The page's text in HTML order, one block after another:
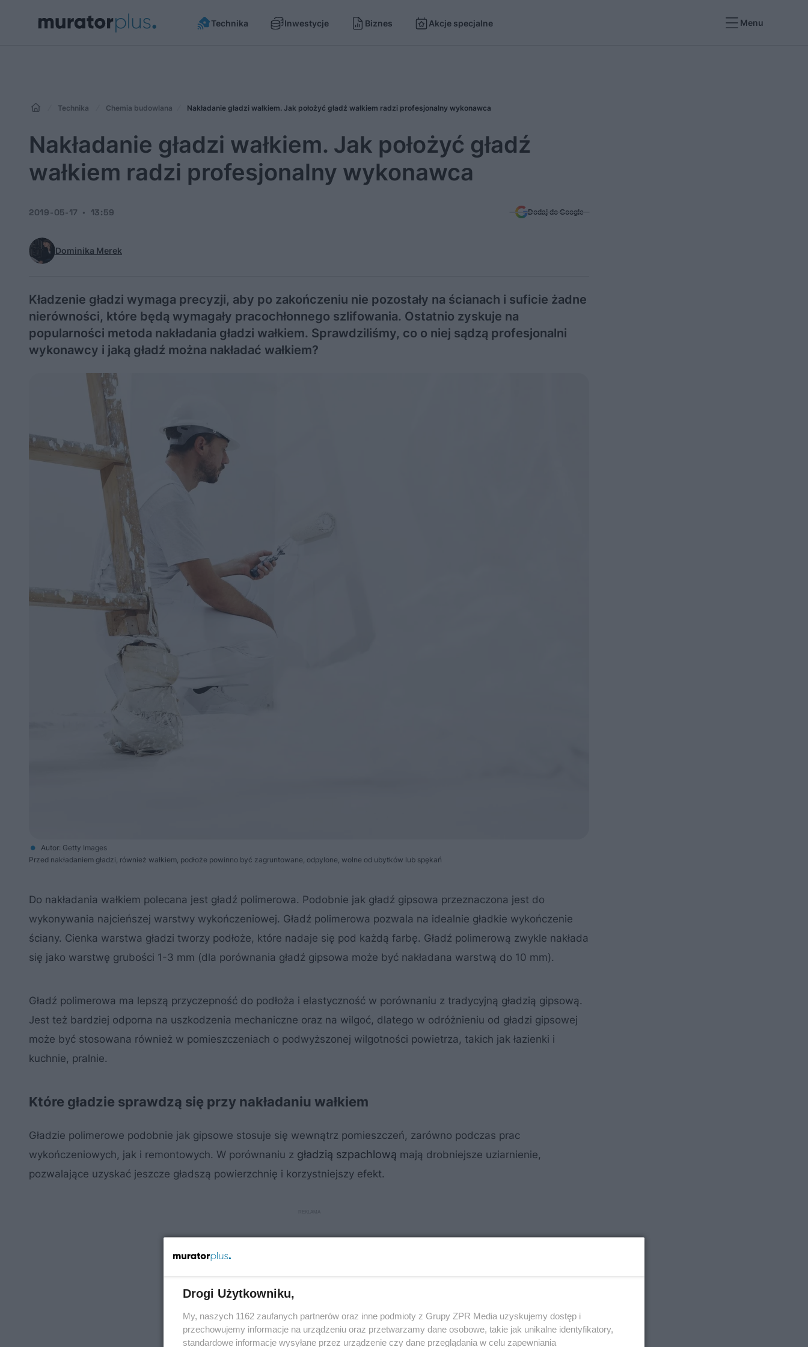
Technika Inwestycje Biznes Akcje specjalne Menu
Technika Chemia budowlana Nakładanie gładzi wałkiem. Jak położyć gładź wałkiem radzi profesjonalny wykonawca
Nakładanie gładzi wałkiem. Jak położyć gładź
wałkiem radzi profesjonalny wykonawca
Dominika Merek
2019-05-17 13:59 Dodaj do Google
Kładzenie gładzi wymaga precyzji, aby po zakończeniu nie pozostały na ścianach i suficie żadne
nierówności, które będą wymagały pracochłonnego szlifowania. Ostatnio zyskuje na
popularności metoda nakładania gładzi wałkiem. Sprawdziliśmy, co o niej sądzą profesjonalni
wykonawcy i jaką gładź można nakładać wałkiem?
Autor: Getty Images
Przed nakładaniem gładzi, również wałkiem, podłoże powinno być zagruntowane, odpylone, wolne od ubytków lub spękań
Do nakładania wałkiem polecana jest gładź polimerowa. Podobnie jak gładź gipsowa przeznaczona jest do
wykonywania najcieńszej warstwy wykończeniowej. Gładź polimerowa pozwala na idealnie gładkie wykończenie
ściany. Cienka warstwa gładzi tworzy podłoże, które nadaje się pod każdą farbę. Gładź polimerową zwykle nakłada
się jako warstwę grubości 1-3 mm (dla porównania gładź gipsowa może być nakładana warstwą do 10 mm).
Gładź polimerowa ma lepszą przyczepność do podłoża i elastyczność w porównaniu z tradycyjną gładzią gipsową.
Jest też bardziej odporna na uszkodzenia mechaniczne oraz na wilgoć, dlatego w odróżnieniu od gładzi gipsowej
może być stosowana również w pomieszczeniach o podwyższonej wilgotności powietrza, takich jak łazienki i
kuchnie, pralnie.
Które gładzie sprawdzą się przy nakładaniu wałkiem
Gładzie polimerowe podobnie jak gipsowe stosuje się wewnątrz pomieszczeń, zarówno podczas prac
wykończeniowych, jak i remontowych. W porównaniu z gładzią szpachlową mają drobniejsze uziarnienie,
pozwalające uzyskać jeszcze gładszą powierzchnię i korzystniejszy efekt.
Drogi Użytkowniku,
My, naszych 1162 zaufanych partnerów oraz inne podmioty z Grupy ZPR Media uzyskujemy dostęp i
przechowujemy informacje na urządzeniu oraz przetwarzamy dane osobowe, takie jak unikalne identyfikatory,
standardowe informacje wysyłane przez urządzenie czy dane przeglądania w celu zapewniania